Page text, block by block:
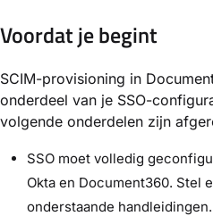
Voordat je begint
SCIM-provisioning in
onderdeel van je SSO-
volgende onderdelen zijn
SSO moet volledig
Okta en Document360. Stel
onderstaande handleidingen.